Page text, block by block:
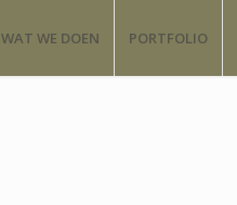
WAT WE DOEN PORTFOLIO